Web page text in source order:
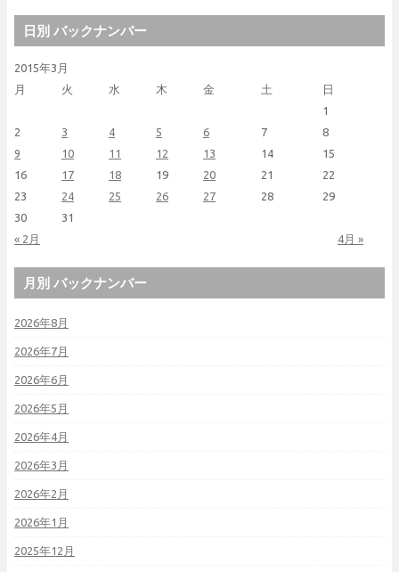
日別 バックナンバー
2015年3月
月
火 水 木 金 土 日
« 2月 4月 »
1
2
3 4 5 6 7
8
9
10 11 12 13 14
15
16
17 18 19 20 21
22
23
24 25 26 27 28
29
30
31
月別 バックナンバー
2026年8月
2026年7月
2026年6月
2026年5月
2026年4月
2026年3月
2026年2月
2026年1月
2025年12月